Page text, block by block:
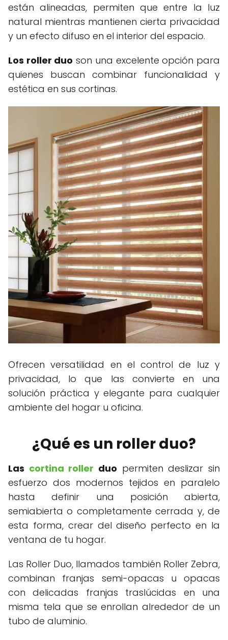
están alineadas, permiten que entre la luz
natural mientras mantienen cierta privacidad
y un efecto difuso en el interior del espacio.
Los roller duo son una excelente opción para
quienes buscan combinar funcionalidad y
estética en sus cortinas.
Ofrecen versatilidad en el control de luz y
privacidad, lo que las convierte en una
solución práctica y elegante para cualquier
ambiente del hogar u oficina.
¿Qué es un roller duo?
Las cortina roller duo permiten deslizar sin
esfuerzo dos modernos tejidos en paralelo
hasta definir una posición abierta,
semiabierta o completamente cerrada y, de
esta forma, crear del diseño perfecto en la
ventana de tu hogar.
Las Roller Duo, llamados también Roller Zebra,
combinan franjas semi-opacas u opacas
con delicadas franjas traslúcidas en una
misma tela que se enrollan alrededor de un
tubo de aluminio.